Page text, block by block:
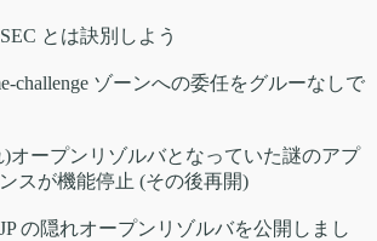
とは訣別しよう
challenge ゾーンへの委任をグルーなしで
)オープンリゾルバとなっていた謎のアプ
スが機能停止 (その後再開)
の隠れオープンリゾルバを公開しまし